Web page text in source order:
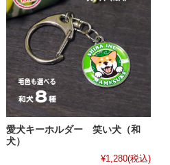
愛犬キーホルダー 笑い犬（和
犬）
¥1,280(税込)